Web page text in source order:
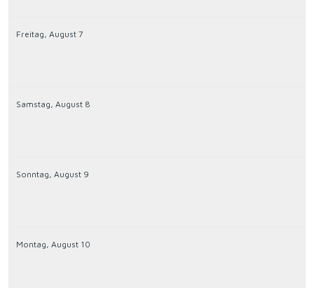
Freitag, August 7
Samstag, August 8
Sonntag, August 9
Montag, August 10